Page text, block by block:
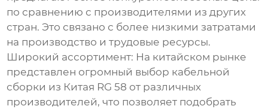
по сравнению с производителями из других
стран. Это связано с более низкими затратами
на производство и трудовые ресурсы.
Широкий ассортимент: На китайском рынке
представлен огромный выбор кабельной
сборки из Китая RG 58 от различных
производителей, что позволяет подобрать